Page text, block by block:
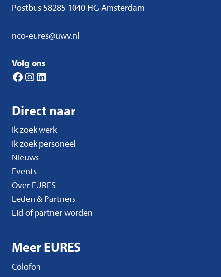
Postbus 58285 1040 HG Amsterdam
nco-eures@uwv.nl
Volg ons
Facebook
Instagram
LinkedIn
Direct naar
Ik zoek werk
Ik zoek personeel
Nieuws
Events
Over EURES
Leden & Partners
Lid of partner worden
Meer EURES
Colofon